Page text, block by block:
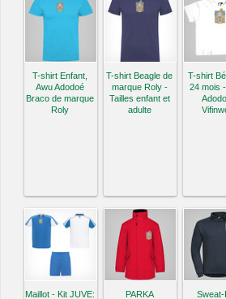
T-shirt Enfant,
Awu Adodoé
Braco de marque
Roly
T-shirt Beagle de
marque Roly -
Tailles enfant et
adulte
T-shirt
24 mois
Maillot - Kit JUVE:
PARKA
Sweat-